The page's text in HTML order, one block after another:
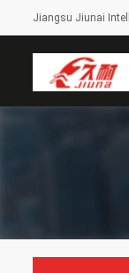
Jiangsu Jiunai